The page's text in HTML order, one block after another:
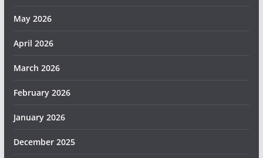
May 2026
April 2026
March 2026
February 2026
January 2026
December 2025